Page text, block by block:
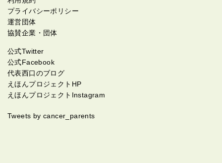
プライバシーポリシー
運営団体
協賛企業・団体
公式Twitter
公式Facebook
代表西口のブログ
えほんプロジェクトHP
えほんプロジェクトInstagram
Tweets by cancer_parents